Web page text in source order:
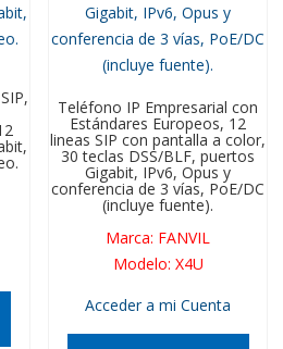
Teléfono IP Empresarial con
Estándares Europeos, 12
lineas SIP con pantalla a color,
30 teclas DSS/BLF, puertos
Gigabit, IPv6, Opus y
conferencia de 3 vías, PoE/DC
(incluye fuente).
Marca: FANVIL
Modelo: X4U
Acceder a mi Cuenta